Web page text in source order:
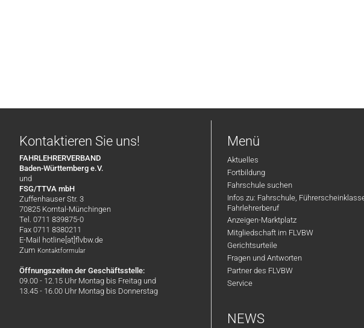
Kontaktieren Sie uns!
FAHRLEHRERVERBAND
Baden-Württemberg e.V.
und
FSG/TTVA mbH
Zuffenhauser Str. 3
70825 Korntal-Münchingen
Tel. 0711 839875-0
Fax 0711 8380211
E-Mail hotline[at]flvbw.de
Zum Kontaktformular
Öffnungszeiten der Geschäftsstelle:
09.00 - 12.15 Uhr Montag bis Freitag und
13.45 - 16.00 Uhr Montag bis Donnerstag
Menü
Aktuelles
Fortbildung
Fahrschule suchen
Infos zu: Fahrschule,
Fahrlehrerberuf
Anzeigen-Marktplatz
Mitgliedschaft im FLVBW
Gerichtsurteile
Fragen und Antworten
Partner des FLVBW
Service
NEWS